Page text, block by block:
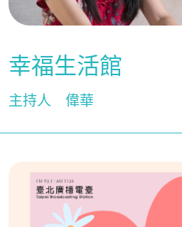
幸福生活館
主持人 偉華